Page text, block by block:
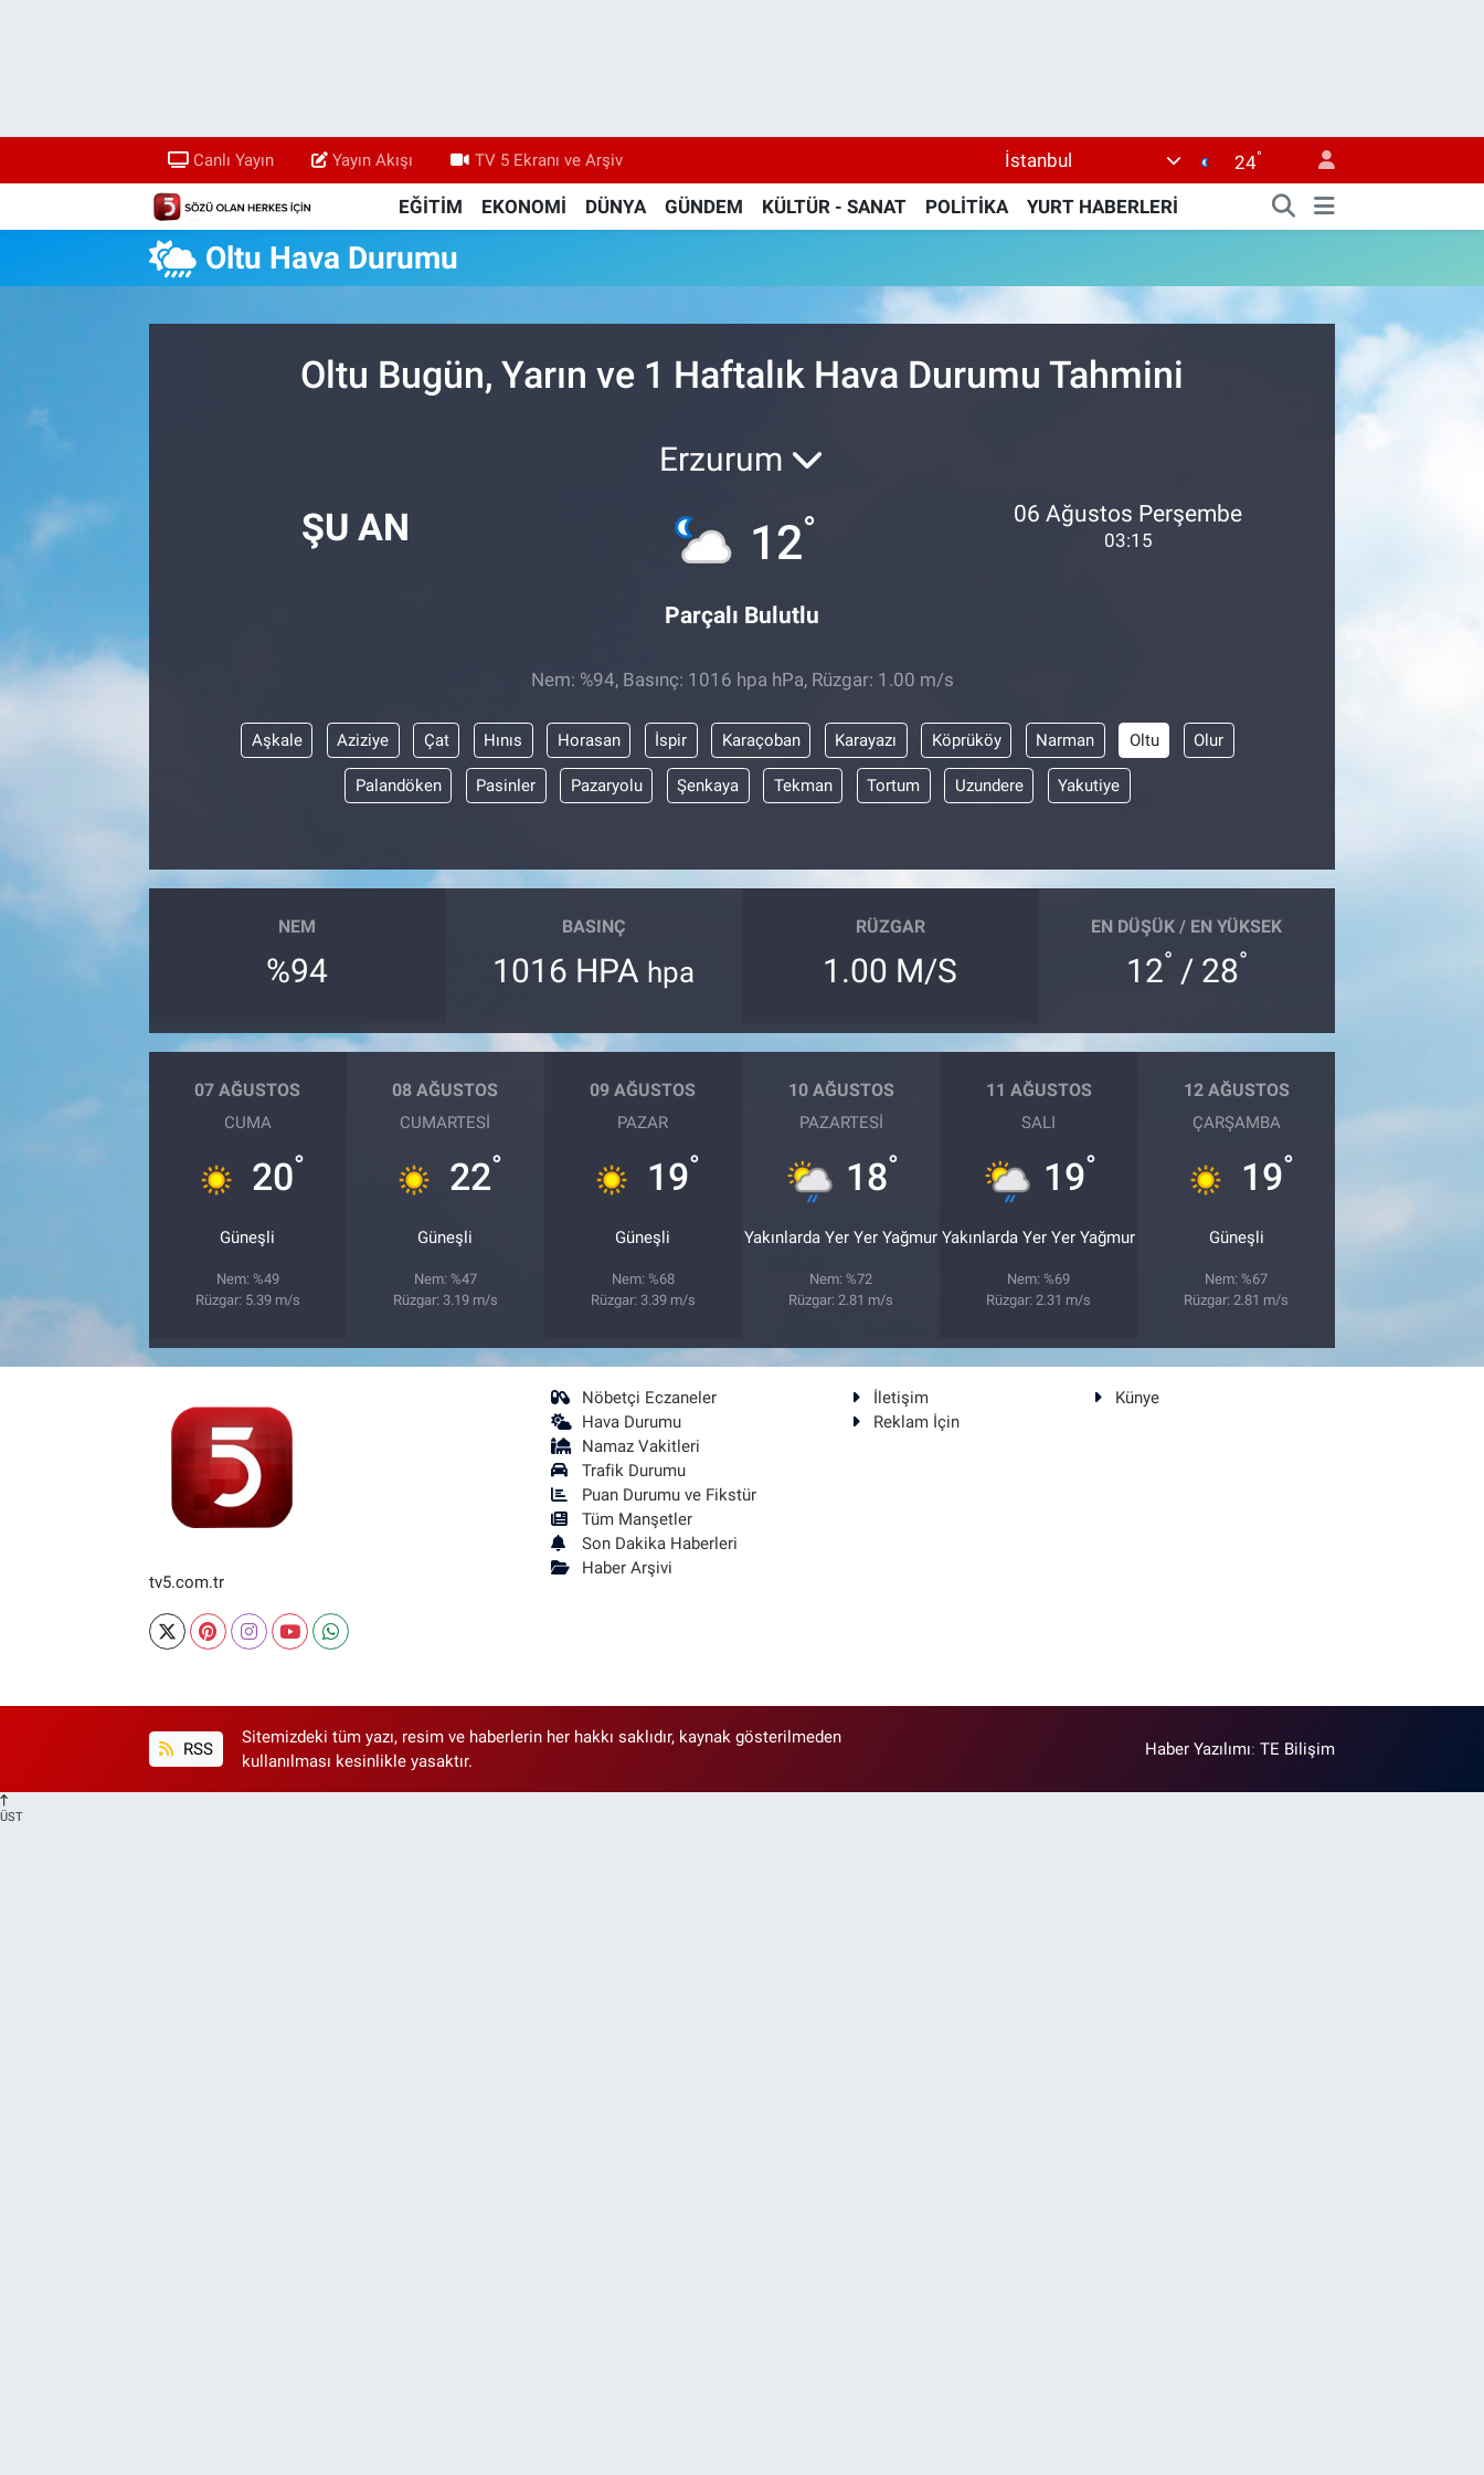
Canlı Yayın Yayın Akışı TV 5 Ekranı ve Arşiv İstanbul 24°
EĞİTİM EKONOMİ DÜNYA GÜNDEM KÜLTÜR - SANAT POLİTİKA YURT HABERLERİ
Oltu Hava Durumu
Oltu Bugün, Yarın ve 1 Haftalık Hava Durumu Tahmini
ŞU AN
Erzurum
12°
Parçalı Bulutlu
06 Ağustos Perşembe
03:15
Nem: %94, Basınç: 1016 hpa hPa, Rüzgar: 1.00 m/s
Aşkale Aziziye Çat Hınıs Horasan İspir Karaçoban Karayazı Köprüköy Narman Oltu Olur
Palandöken Pasinler Pazaryolu Şenkaya Tekman Tortum Uzundere Yakutiye
NEM
%94
BASINÇ
1016 HPA hpa
RÜZGAR
1.00 M/S
EN DÜŞÜK / EN YÜKSEK
12° / 28°
07 AĞUSTOS
CUMA
20°
Güneşli
Nem: %49
Rüzgar: 5.39 m/s
08 AĞUSTOS
CUMARTESI
22°
Güneşli
Nem: %47
Rüzgar: 3.19 m/s
09 AĞUSTOS
PAZAR
19°
Güneşli
Nem: %68
Rüzgar: 3.39 m/s
10 AĞUSTOS
PAZARTESI
18°
Yakınlarda Yer Yer Yağmur
Nem: %72
Rüzgar: 2.81 m/s
11 AĞUSTOS
SALI
19°
Yakınlarda Yer Yer Yağmur
Nem: %69
Rüzgar: 2.31 m/s
12 AĞUSTOS
ÇARŞAMBA
19°
Güneşli
Nem: %67
Rüzgar: 2.81 m/s
tv5.com.tr
Nöbetçi Eczaneler
Hava Durumu
Namaz Vakitleri
Trafik Durumu
Puan Durumu ve Fikstür
Tüm Manşetler
Son Dakika Haberleri
Haber Arşivi
İletişim
Künye
Reklam İçin
RSS
Sitemizdeki tüm yazı, resim ve haberlerin her hakkı saklıdır, kaynak gösterilmeden
kullanılması kesinlikle yasaktır.
Haber Yazılımı:TE Bilişim
ÜST
Yayın Akışı
TV 5 Ekranı ve Arşiv